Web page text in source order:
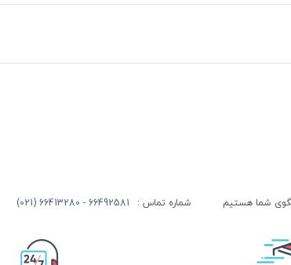
شماره تماس : 66492581 - 66413280 (021)